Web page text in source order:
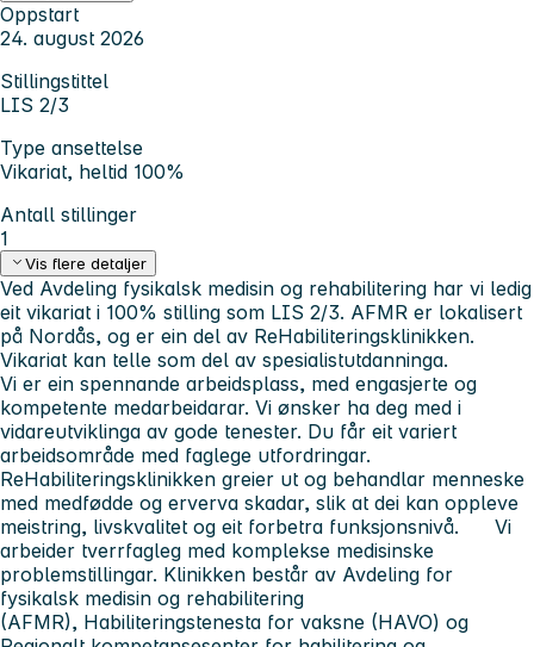
Oppstart
24. august 2026
Stillingstittel
LIS 2/3
Type ansettelse
Vikariat, heltid 100%
Antall stillinger
1
Vis flere detaljer
Ved Avdeling fysikalsk medisin og rehabilitering har vi ledig
eit vikariat i 100% stilling som LIS 2/3. AFMR er lokalisert
på Nordås, og er ein del av ReHabiliteringsklinikken.
Vikariat kan telle som del av spesialistutdanninga.
Vi er ein spennande arbeidsplass, med engasjerte og
kompetente medarbeidarar. Vi ønsker ha deg med i
vidareutviklinga av gode tenester. Du får eit variert
arbeidsområde med faglege utfordringar.
ReHabiliteringsklinikken greier ut og behandlar menneske
med medfødde og erverva skadar, slik at dei kan oppleve
meistring, livskvalitet og eit forbetra funksjonsnivå. Vi
arbeider tverrfagleg med komplekse medisinske
problemstillingar. Klinikken består av Avdeling for
fysikalsk medisin og rehabilitering
(AFMR), Habiliteringstenesta for vaksne (HAVO) og